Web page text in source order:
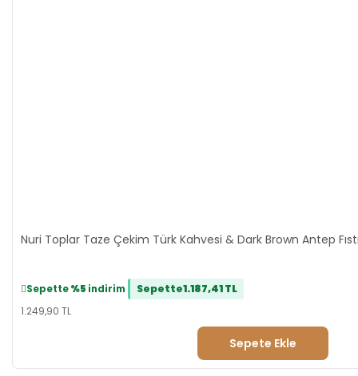
Nuri Toplar Taze Çekim Türk Kahvesi & Dark Brown Antep
Sepette%5 indirim Sepette1.187,41 TL
1.249,90 TL
Sepete Ekle